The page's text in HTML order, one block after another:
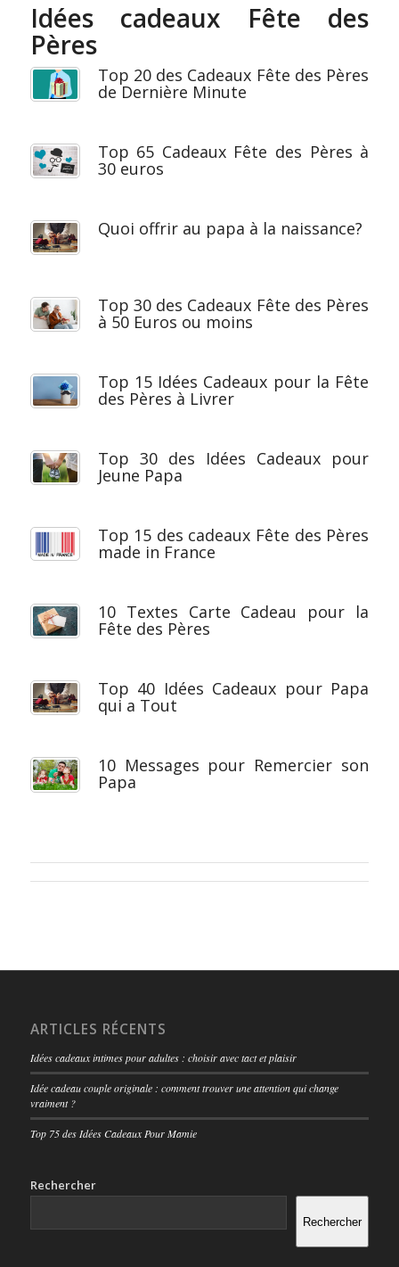
Idées cadeaux Fête des
Pères
Top 20 des Cadeaux Fête des Pères
de Dernière Minute
Top 65 Cadeaux Fête des Pères à
30 euros
Quoi offrir au papa à la naissance?
Top 30 des Cadeaux Fête des Pères
à 50 Euros ou moins
Top 15 Idées Cadeaux pour la Fête
des Pères à Livrer
Top 30 des Idées Cadeaux pour
Jeune Papa
Top 15 des cadeaux Fête des Pères
made in France
10 Textes Carte Cadeau pour la
Fête des Pères
Top 40 Idées Cadeaux pour Papa
qui a Tout
10 Messages pour Remercier son
Papa
ARTICLES RÉCENTS
Idées cadeaux intimes pour adultes : choisir avec tact et plaisir
Idée cadeau couple originale : comment trouver une attention qui change
vraiment ?
Top 75 des Idées Cadeaux Pour Mamie
Rechercher
Rechercher